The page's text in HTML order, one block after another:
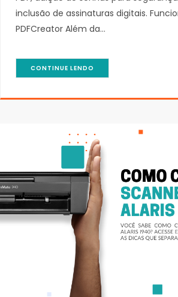
inclusão de assinaturas digitais.
PDFCreator Além da…
CONTINUE LENDO